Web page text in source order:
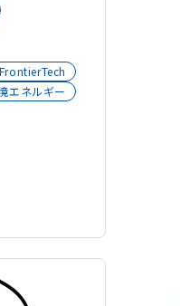
FrontierTech
エネルギー